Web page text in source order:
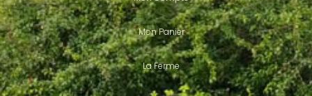
Mon Panier
La Ferme